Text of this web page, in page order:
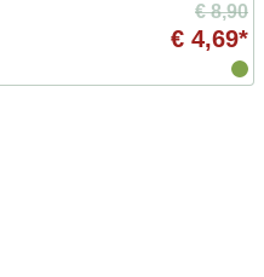
€ 8,90
€ 4,69*